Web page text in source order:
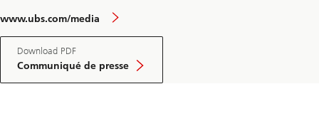
www.ubs.com/media
Download PDF
Communiqué de presse